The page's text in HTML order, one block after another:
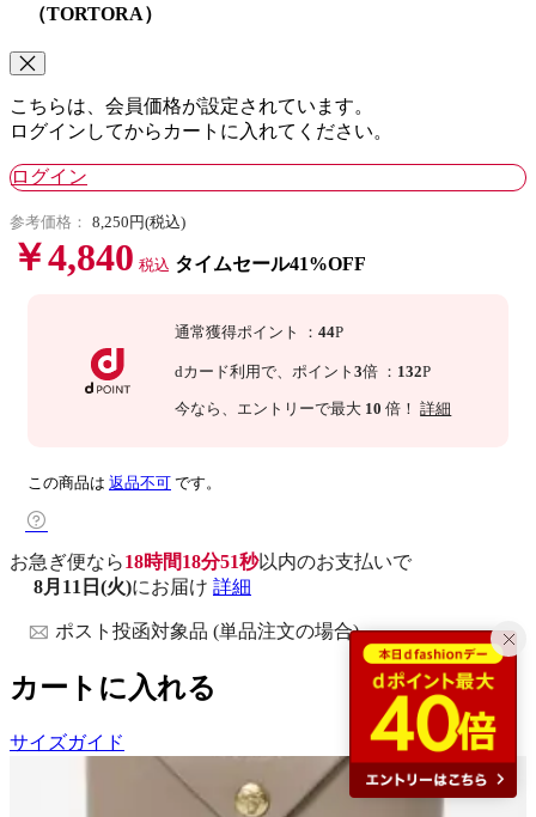
（TORTORA）
こちらは、会員価格が設定されています。
ログインしてからカートに入れてください。
ログイン
参考価格： 8,250円(税込)
￥4,840 税込 タイムセール41%OFF
通常獲得ポイント ：44P
dカード利用で、ポイント3倍 ： 132P
今なら 、エントリーで最大 10 倍！詳細
この商品は 返品不可 です。
お急ぎ便なら18時間18分50秒以内のお支払いで
8月11日(火)にお届け 詳細
ポスト投函対象品 (単品注文の場合)
カートに入れる
サイズガイド